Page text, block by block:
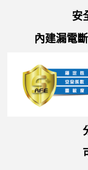
安
內建漏電